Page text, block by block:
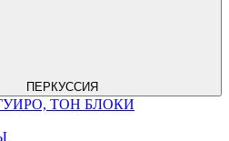
ПЕРКУССИЯ
ТОН БЛОКИ